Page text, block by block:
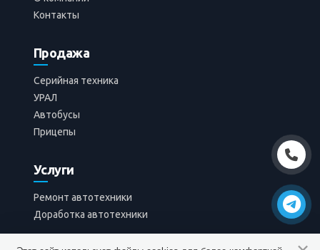
Фотографий в категории:
Контакты
Продажа
Серийная техника
УРАЛ
Автобусы
Прицепы
Услуги
Ремонт автотехники
Доработка автотехники